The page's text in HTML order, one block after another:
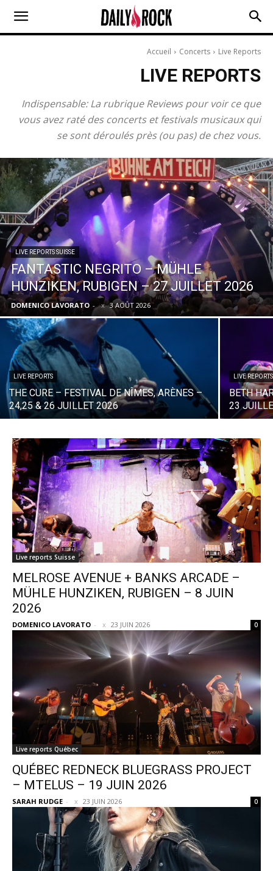
Accueil Concerts Live Reports
LIVE REPORTS
Indispensable: La rubrique Reviews pour voir ce que
vous avez raté des concerts et festivals musicaux qui
se sont déroulés près (ou pas) de chez vous.
LIVE REPORTS SUISSE
FANTASTIC NEGRITO – MÜHLE
HUNZIKEN, RUBIGEN – 27 JUILLET 2026
DOMENICO LAVORATO - 3 AOÛT 2026
LIVE REPORTS
THE CURE – FESTIVAL DE NÎMES, ARÈNES –
24,25 & 26 JUILLET 2026
LIVE
BETH
23
Live reports Suisse
MELROSE AVENUE + BANKS ARCADE –
MÜHLE HUNZIKEN, RUBIGEN – 8 JUIN
2026
DOMENICO LAVORATO - 23 JUIN 2026 0
Live reports Québec
QUÉBEC REDNECK BLUEGRASS PROJECT
– MTELUS – 19 JUIN 2026
SARAH RUDGE - 23 JUIN 2026 0